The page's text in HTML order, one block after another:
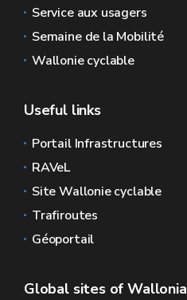
Service aux usagers
Semaine de la Mobilité
Wallonie cyclable
Useful links
Portail Infrastructures
RAVeL
Site Wallonie cyclable
Trafiroutes
Géoportail
Global sites of Wallonia